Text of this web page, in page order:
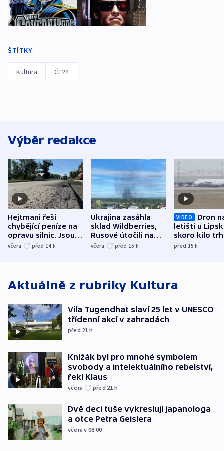
ŠTÍTKY
Kultura ČT24
Výběr redakce
Hejtmani řeší
chybějící peníze na
opravu silnic. Jsou
nenárokové, namítá
včera před 14 h
Ukrajina zasáhla
sklad Wildberries,
Rusové útočili na
trh, hasiče či
včera před 15 h
VIDEO
Dron
letišti u
skoro kilo
indicie
před 15h
Aktuálně z rubriky Kultura
Vila Tugendhat slaví 25 let v UNESCO
třídenní akcí v zahradách
před 21 h
Knížák byl pro mnohé symbolem
svobody a intelektuálního rebelství,
řekl Klaus
včera před 21 h
Dvě deci tuše vykreslují japanologa
a otce Petra Geislera
včera v 08:00